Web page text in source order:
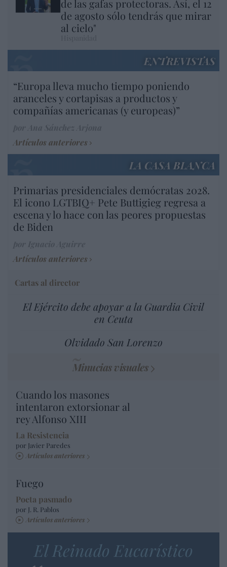
de las gafas protectoras. Así, el 12
de agosto sólo tendrás que mirar
al cielo"
ENTREVISTAS
“Europa lleva mucho tiempo poniendo
aranceles y cortapisas a productos y
compañías americanas (y europeas)”
Artículos anteriores
LA CASA BLANCA
Primarias presidenciales demócratas 2028.
El icono LGTBIQ+ Pete Buttigieg regresa a
escena y lo hace con las peores propuestas
de Biden
Artículos anteriores
Cartas al director
El Ejército debe apoyar a la Guardia Civil
en Ceuta
Olvidado San Lorenzo
Minucias visuales
Cuando los masones
intentaron extorsionar al
rey Alfonso XIII
La Resistencia
por Javier Paredes
Artículos anteriores
Fuego
Poeta pasmado
por J. R. Pablos
Artículos anteriores
El Reinado Eucarístico